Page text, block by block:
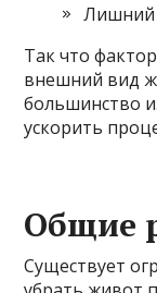
Лишний
Так что
внешний вид
большинство
ускорить
Общие
Существует